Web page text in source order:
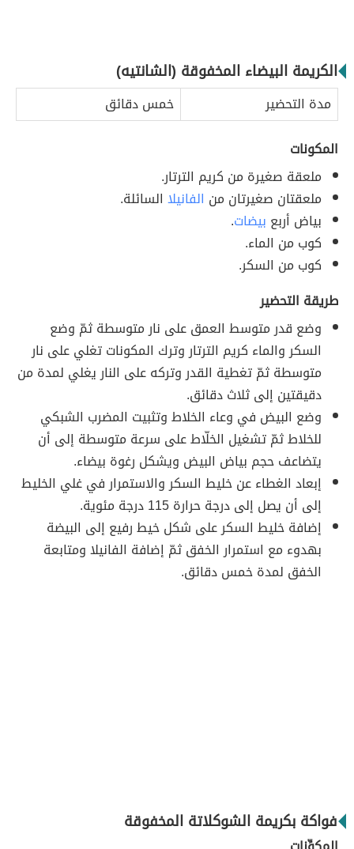
الكريمة البيضاء المخفوقة (الشانتيه)
مدة التحضير
خمس دقائق
المكونات
ملعقة صغيرة من كريم الترتار.
ملعقتان صغيرتان من الفانيلاالسائلة.
بياض أربع بيضات.
كوب من الماء.
كوب من السكر.
طريقة التحضير
وضع قدر متوسط العمق على نار متوسطة ثمّ وضع
السكر والماء كريم الترتار وترك المكونات تغلي على نار
متوسطة ثمّ تغطية القدر وتركه على النار يغلي لمدة من
دقيقتين إلى ثلاث دقائق.
وضع البيض في وعاء الخلاط وتثبيت المضرب الشبكي
للخلاط ثمّ تشغيل الخلّاط على سرعة متوسطة إلى أن
يتضاعف حجم بياض البيض ويشكل رغوة بيضاء.
إبعاد الغطاء عن خليط السكر والاستمرار في غلي الخليط
إلى أن يصل إلى درجة حرارة 115 درجة مئوية.
إضافة خليط السكر على شكل خيط رفيع إلى البيضة
بهدوء مع استمرار الخفق ثمّ إضافة الفانيلا ومتابعة
الخفق لمدة خمس دقائق.
فواكة بكريمة الشوكلاتة المخفوقة